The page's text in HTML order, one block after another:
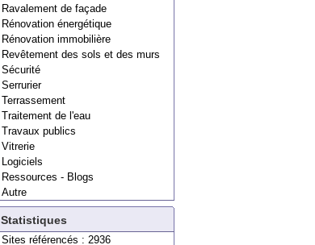
Ravalement de façade
Rénovation énergétique
Rénovation immobilière
Revêtement des sols et des murs
Sécurité
Serrurier
Terrassement
Traitement de l'eau
Travaux publics
Vitrerie
Logiciels
Ressources - Blogs
Autre
Statistiques
Sites référencés : 2936